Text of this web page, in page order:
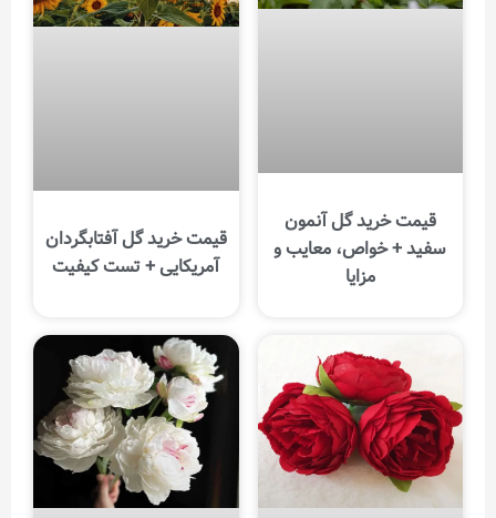
قیمت خرید گل آنمون
سفید + خواص، معایب و
مزایا
قیمت خرید گل آفتابگردان
آمریکایی + تست کیفیت